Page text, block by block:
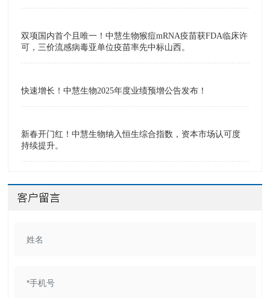
双项国内首个且唯一！中慧生物猴痘mRNA疫苗获FDA临床许
可，三价流感病毒亚单位疫苗率先中标山西。
快速增长！中慧生物2025年度业绩预增公告发布！
新春开门红！中慧生物纳入恒生综合指数，资本市场认可度
持续提升。
客户留言